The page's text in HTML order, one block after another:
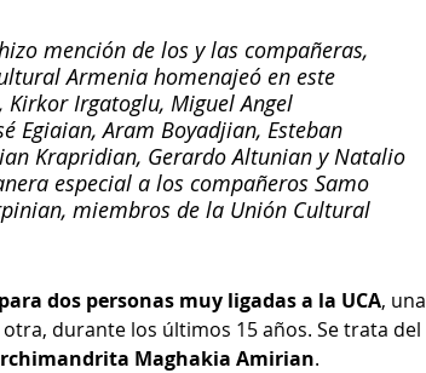
mención de los y las compañeras,
Armenia homenajeó en este
Irgatoglu, Miguel Angel
Egiaian, Aram Boyadjian, Esteban
Krapridian, Gerardo Altunian y Natalio
especial a los compañeros Samo
miembros de la Unión Cultural
dos personas muy ligadas a la UCA, una
durante los últimos 15 años. Se trata del
Maghakia Amirian.